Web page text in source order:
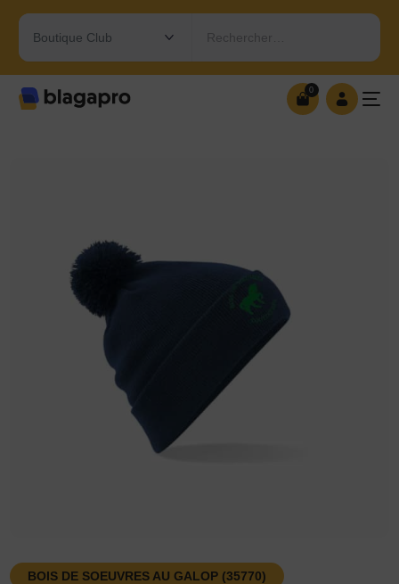
Rechercher…
0
BOIS DE SOEUVRES AU GALOP (35770)